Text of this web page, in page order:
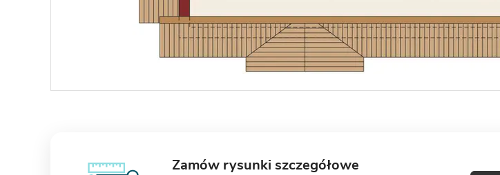
Zamów rysunki szczegółowe